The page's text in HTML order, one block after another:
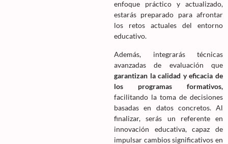
enfoque práctico y actualizado,
estarás preparado para afrontar
los retos actuales del entorno
educativo.
Además, integrarás técnicas
avanzadas de evaluación que
garantizan la calidad y eficacia de
los programas formativos,
facilitando la toma de decisiones
basadas en datos concretos. Al
finalizar, serás un referente en
innovación educativa, capaz de
impulsar cambios significativos en